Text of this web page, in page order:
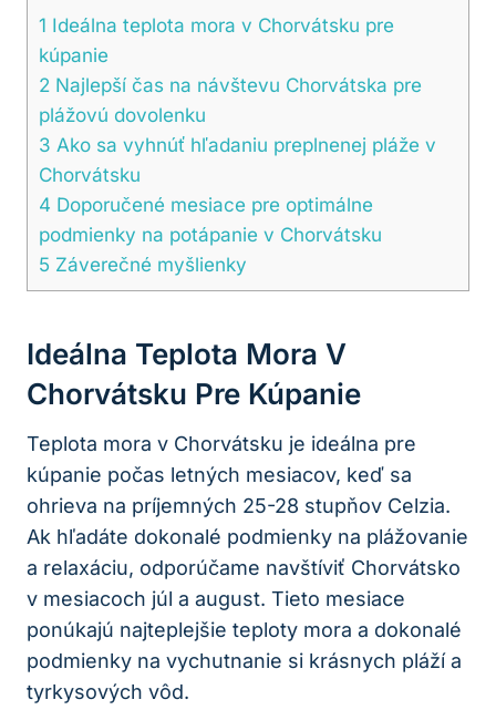
1 Ideálna teplota mora v Chorvátsku pre
kúpanie
2 Najlepší čas na návštevu Chorvátska pre
plážovú dovolenku
3 Ako sa vyhnúť hľadaniu preplnenej pláže v
Chorvátsku
4 Doporučené mesiace pre optimálne
podmienky na potápanie v Chorvátsku
5 Záverečné myšlienky
Ideálna Teplota Mora V
Chorvátsku Pre Kúpanie
Teplota mora v Chorvátsku je ideálna pre
kúpanie počas letných mesiacov, keď sa
ohrieva na príjemných 25-28 stupňov Celzia.
Ak hľadáte dokonalé podmienky na plážovanie
a relaxáciu, odporúčame navštíviť Chorvátsko
v mesiacoch júl a august. Tieto mesiace
ponúkajú najteplejšie teploty mora a dokonalé
podmienky na vychutnanie si krásnych pláží a
tyrkysových vôd.